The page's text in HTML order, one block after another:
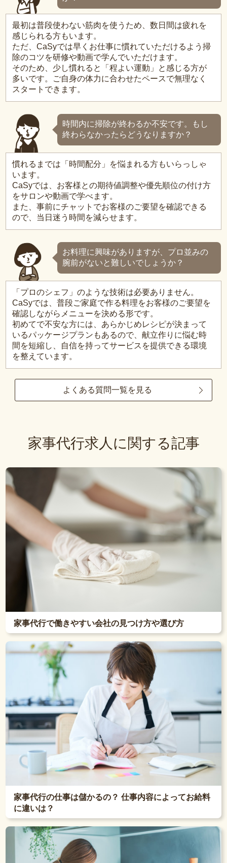
最初は普段使わない筋肉を使うため、数日間は疲れを
感じられる方もいます。
ただ、CaSyでは早くお仕事に慣れていただけるよう掃
除のコツを研修や動画で学んでいただけます。
そのため、少し慣れると「程よい運動」と感じる方が
多いです。ご自身の体力に合わせたペースで無理なく
スタートできます。
時間内に掃除が終わるか不安です。もし
終わらなかったらどうなりますか？
慣れるまでは「時間配分」を悩まれる方もいらっしゃ
います。
CaSyでは、お客様との期待値調整や優先順位の付け方
をサロンや動画で学べます。
また、事前にチャットでお客様のご要望を確認できる
ので、当日迷う時間を減らせます。
お料理に興味がありますが、プロ並みの
腕前がないと難しいでしょうか？
「プロのシェフ」のような技術は必要ありません。
CaSyでは、普段ご家庭で作る料理をお客様のご要望を
確認しながらメニューを決める形です。
初めてで不安な方には、あらかじめレシピが決まって
いるパッケージプランもあるので、献立作りに悩む時
間を短縮し、自信を持ってサービスを提供できる環境
を整えています。
よくある質問一覧を見る
家事代行求人に関する記事
家事代行で働きやすい会社の見つけ方や選び方
家事代行の仕事は儲かるの？ 仕事内容によってお給料
に違いは？